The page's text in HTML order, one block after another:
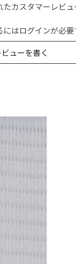
たカスタマーレビ
にはログインが必要
ビューを書く